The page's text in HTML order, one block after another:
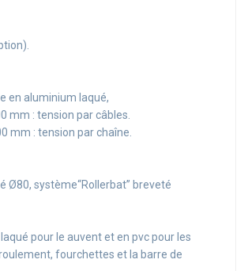
en aluminium laqué,
mm : tension par câbles.
mm : tension par chaîne.
Ø80, système“Rollerbat” breveté
pour le auvent et en pvc pour les
fourchettes et la barre de